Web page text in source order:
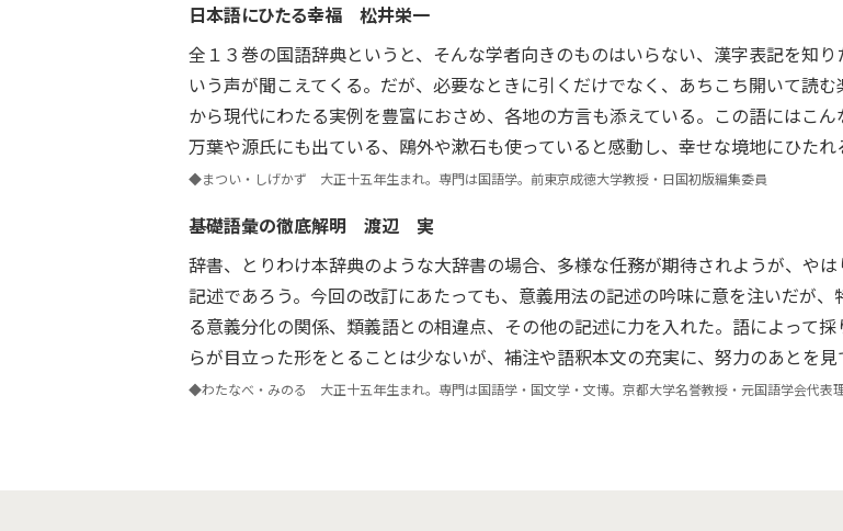
日本語にひたる幸福 松井栄一
全１３巻の国語辞典というと、そんな学者向きのものはいらない、漢字表記を知
いう声が聞こえてくる。だが、必要なときに引くだけでなく、あちこち開いて読
から現代にわたる実例を豊富におさめ、各地の方言も添えている。この語にはこん
万葉や源氏にも出ている、鴎外や漱石も使っていると感動し、幸せな境地にひたれ
◆まつい・しげかず 大正十五年生まれ。専門は国語学。前東京成徳大学教授・日国初版編集委員
基礎語彙の徹底解明 渡辺 実
辞書、とりわけ本辞典のような大辞書の場合、多様な任務が期待されようが、や
記述であろう。今回の改訂にあたっても、意義用法の記述の吟味に意を注いだが
る意義分化の関係、類義語との相違点、その他の記述に力を入れた。語によって
らが目立った形をとることは少ないが、補注や語釈本文の充実に、努力のあとを見
◆わたなべ・みのる 大正十五年生まれ。専門は国語学・国文学・文博。京都大学名誉教授・元国語学会代表